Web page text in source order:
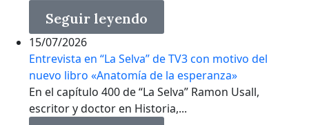
Seguir leyendo
15/07/2026
Entrevista en “La Selva” de TV3 con motivo del
nuevo libro «Anatomía de la esperanza»
En el capítulo 400 de “La Selva” Ramon Usall,
escritor y doctor en Historia,...